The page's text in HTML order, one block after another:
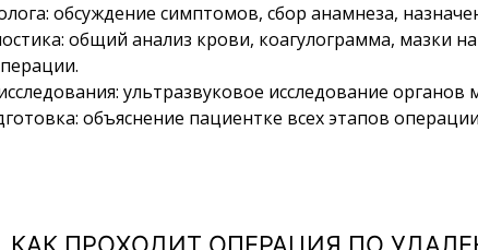
обсуждение симптомов, сбор анамнеза,
общий анализ крови, коагулограмма, мазки
ультразвуковое исследование органов
объяснение пациентке всех этапов